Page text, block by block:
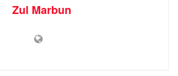
Zul Marbun